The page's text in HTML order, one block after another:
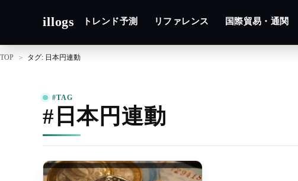
illogs トレンド予測 リファレンス 国際貿易・通関
TOP タグ: 日本円連動
#TAG
#日本円連動